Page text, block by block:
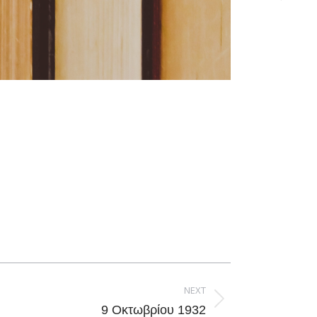
NEXT
9 Οκτωβρίου 1932